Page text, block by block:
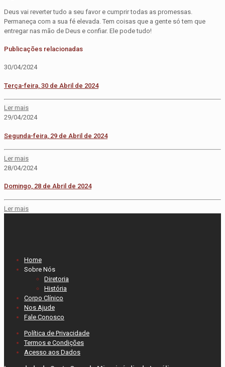
Deus vai reverter tudo a seu favor e cumprir todas as promessas.
Permaneça com a sua fé elevada. Tem coisas que a gente só tem que
entregar nas mão de Deus e confiar. Ele pode tudo!
Publicações relacionadas
30/04/2024
Terça-feira, 30 de Abril de 2024
Ler mais
29/04/2024
Segunda-feira, 29 de Abril de 2024
Ler mais
28/04/2024
Domingo, 28 de Abril de 2024
Ler mais
Home
Sobre Nós
Diretoria
História
Corpo Clínico
Nos Ajude
Fale Conosco
Política de Privacidade
Termos e Condições
Acesso aos Dados